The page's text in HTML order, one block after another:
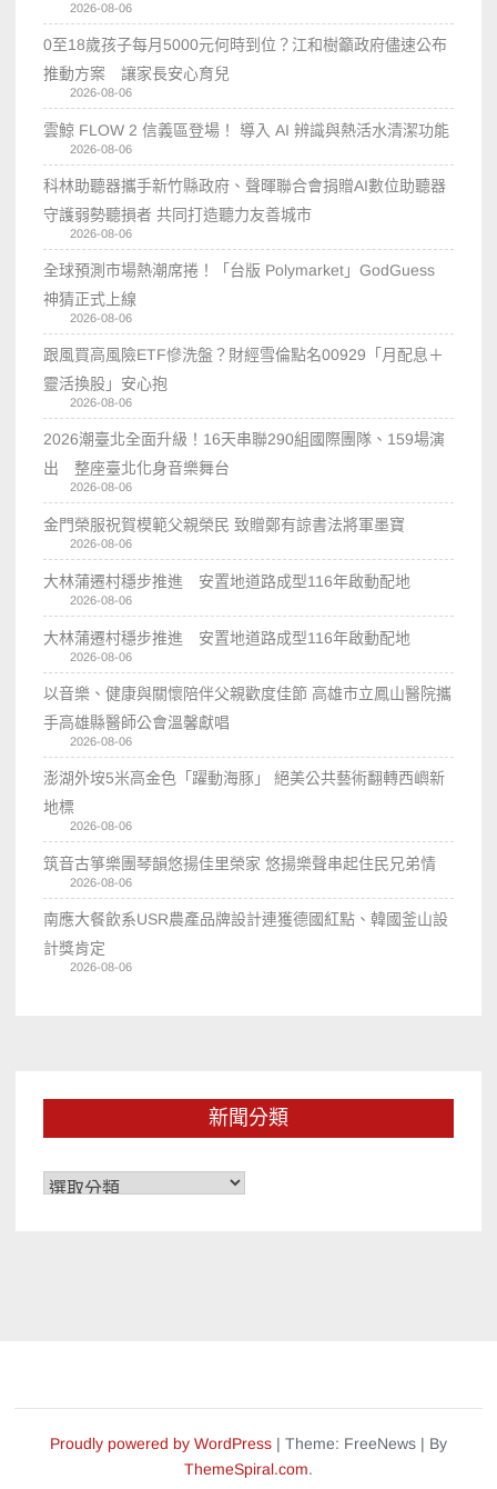
2026-08-06
0至18歲孩子每月5000元何時到位？江和樹籲政府儘速公布
推動方案 讓家長安心育兒
2026-08-06
雲鯨 FLOW 2 信義區登場！ 導入 AI 辨識與熱活水清潔功能
2026-08-06
科林助聽器攜手新竹縣政府、聲暉聯合會捐贈AI數位助聽器
守護弱勢聽損者 共同打造聽力友善城市
2026-08-06
全球預測市場熱潮席捲！「台版 Polymarket」GodGuess
神猜正式上線
2026-08-06
跟風買高風險ETF慘洗盤？財經雪倫點名00929「月配息＋
靈活換股」安心抱
2026-08-06
2026潮臺北全面升級！16天串聯290組國際團隊、159場演
出 整座臺北化身音樂舞台
2026-08-06
金門榮服祝賀模範父親榮民 致贈鄭有諒書法將軍墨寶
2026-08-06
大林蒲遷村穩步推進 安置地道路成型116年啟動配地
2026-08-06
大林蒲遷村穩步推進 安置地道路成型116年啟動配地
2026-08-06
以音樂、健康與關懷陪伴父親歡度佳節 高雄市立鳳山醫院攜
手高雄縣醫師公會溫馨獻唱
2026-08-06
澎湖外垵5米高金色「躍動海豚」 絕美公共藝術翻轉西嶼新
地標
2026-08-06
筑音古箏樂團琴韻悠揚佳里榮家 悠揚樂聲串起住民兄弟情
2026-08-06
南應大餐飲系USR農產品牌設計連獲德國紅點、韓國釜山設
計獎肯定
2026-08-06
新聞分類
新
Proudly powered by WordPress | Theme: FreeNews | By
ThemeSpiral.com.